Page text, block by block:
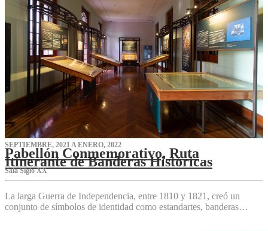
SEPTIEMBRE, 2021 A ENERO, 2022
Pabellón Conmemorativo, Ruta
Itinerante de Banderas Históricas
Sala Siglo XX
La larga Guerra de Independencia, entre 1810 y 1821, creó un
conjunto de símbolos de identidad como estandartes, banderas…